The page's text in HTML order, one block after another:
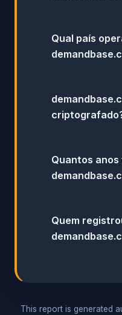
Qual país
Quantos anos
Quem
This report is generated